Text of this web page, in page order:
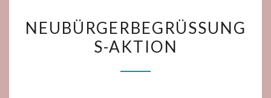
KTION
NEUBÜRGERBEGRÜSSUNGS
-AKTION